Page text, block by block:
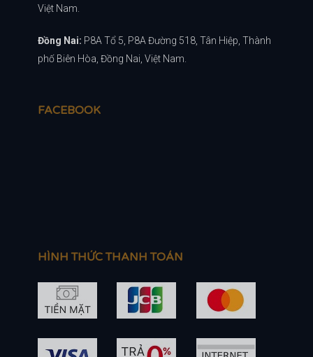
Việt Nam.
Đồng Nai: P8A Tổ 5, P8A Đường 518, Tân Hiệp, Thành
phố Biên Hòa, Đồng Nai, Việt Nam.
FACEBOOK
HÌNH THỨC THANH TOÁN